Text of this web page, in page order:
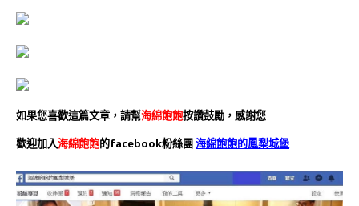
如果您喜歡這篇文章，請幫海綿飽飽按讚鼓勵，感謝您
歡迎加入海綿飽飽的facebook粉絲團海綿飽飽的鳳梨城堡